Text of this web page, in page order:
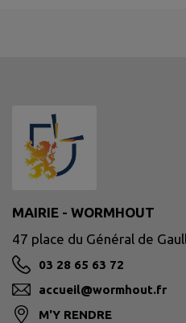
MAIRIE - WORMHOUT
47 place du Général de
03 28 65 63 72
accueil@wormhout.fr
M'Y RENDRE